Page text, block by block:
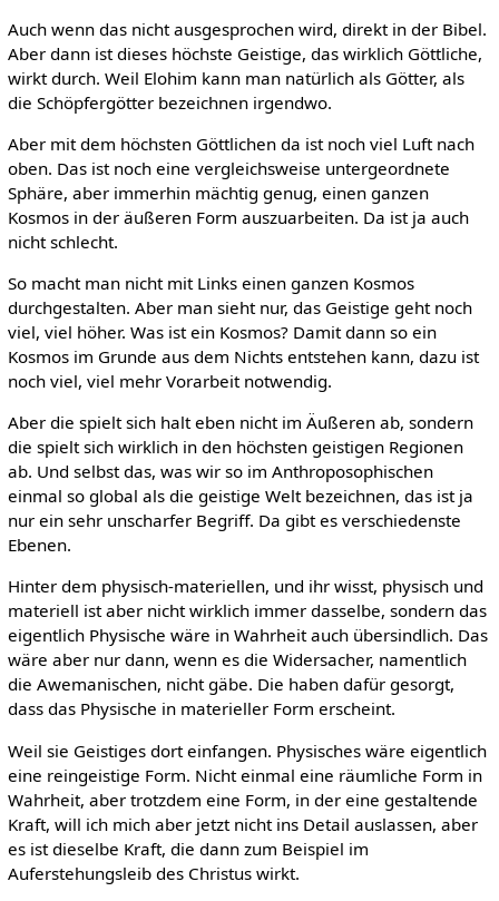
Auch wenn das nicht ausgesprochen wird, direkt in der Bibel.
Aber dann ist dieses höchste Geistige, das wirklich Göttliche,
wirkt durch. Weil Elohim kann man natürlich als Götter, als
die Schöpfergötter bezeichnen irgendwo.
Aber mit dem höchsten Göttlichen da ist noch viel Luft nach
oben. Das ist noch eine vergleichsweise untergeordnete
Sphäre, aber immerhin mächtig genug, einen ganzen
Kosmos in der äußeren Form auszuarbeiten. Da ist ja auch
nicht schlecht.
So macht man nicht mit Links einen ganzen Kosmos
durchgestalten. Aber man sieht nur, das Geistige geht noch
viel, viel höher. Was ist ein Kosmos? Damit dann so ein
Kosmos im Grunde aus dem Nichts entstehen kann, dazu ist
noch viel, viel mehr Vorarbeit notwendig.
Aber die spielt sich halt eben nicht im Äußeren ab, sondern
die spielt sich wirklich in den höchsten geistigen Regionen
ab. Und selbst das, was wir so im Anthroposophischen
einmal so global als die geistige Welt bezeichnen, das ist ja
nur ein sehr unscharfer Begriff. Da gibt es verschiedenste
Ebenen.
Hinter dem physisch-materiellen, und ihr wisst, physisch und
materiell ist aber nicht wirklich immer dasselbe, sondern das
eigentlich Physische wäre in Wahrheit auch übersindlich. Das
wäre aber nur dann, wenn es die Widersacher, namentlich
die Awemanischen, nicht gäbe. Die haben dafür gesorgt,
dass das Physische in materieller Form erscheint.
Weil sie Geistiges dort einfangen. Physisches wäre eigentlich
eine reingeistige Form. Nicht einmal eine räumliche Form in
Wahrheit, aber trotzdem eine Form, in der eine gestaltende
Kraft, will ich mich aber jetzt nicht ins Detail auslassen, aber
es ist dieselbe Kraft, die dann zum Beispiel im
Auferstehungsleib des Christus wirkt.